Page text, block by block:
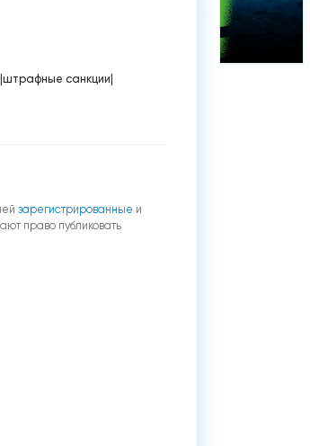
штрафные санкции
зарегистрированные и
право публиковать